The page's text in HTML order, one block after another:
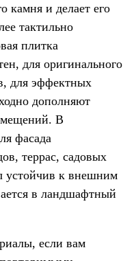
камня и делает его
тактильно
плитка
для оригинального
для эффектных
дополняют
В
фасада
террас, садовых
устойчив к внешним
в ландшафтный
если вам